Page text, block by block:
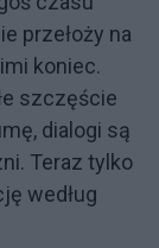
przełoży na
koniec.
szczęście
dialogi są
Teraz tylko
według